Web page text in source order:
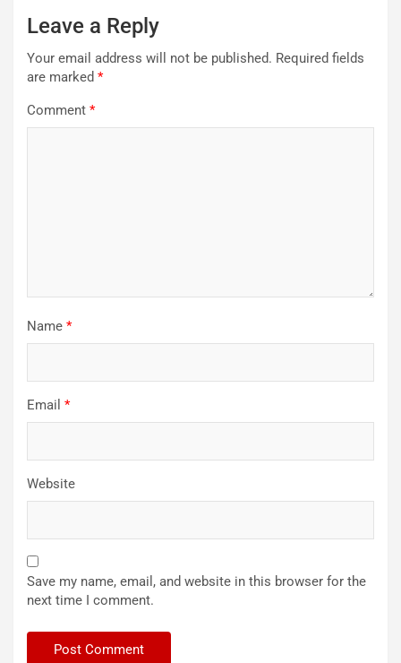
Leave a Reply
Your email address will not be published. Required fields
are marked *
Comment *
Name *
Email *
Website
Save my name, email, and website in this browser for the
next time I comment.